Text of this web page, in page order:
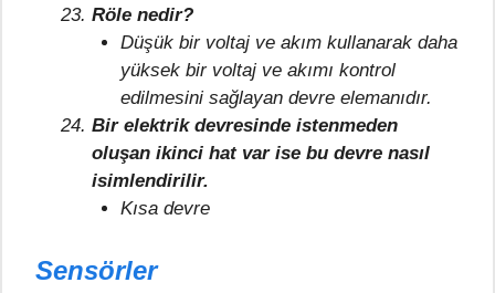
Röle nedir?
Düşük bir voltaj ve akım kullanarak daha
yüksek bir voltaj ve akımı kontrol
edilmesini sağlayan devre elemanıdır.
Bir elektrik devresinde istenmeden
oluşan ikinci hat var ise bu devre nasıl
isimlendirilir.
Kısa devre
Sensörler